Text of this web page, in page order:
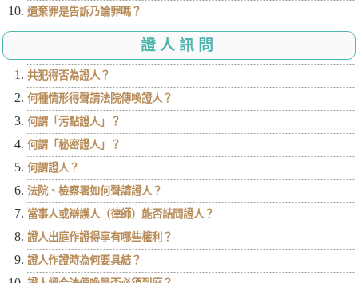
遺棄罪是告訴乃論罪嗎？
證人訊問
共犯得否為證人？
何種情形得聲請法院傳喚證人？
何謂「污點證人」？
何謂「秘密證人」？
何謂證人？
法院、檢察署如何聲請證人？
當事人或辯護人（律師）能否詰問證人？
證人出庭作證得享有哪些權利？
證人作證時為何要具結？